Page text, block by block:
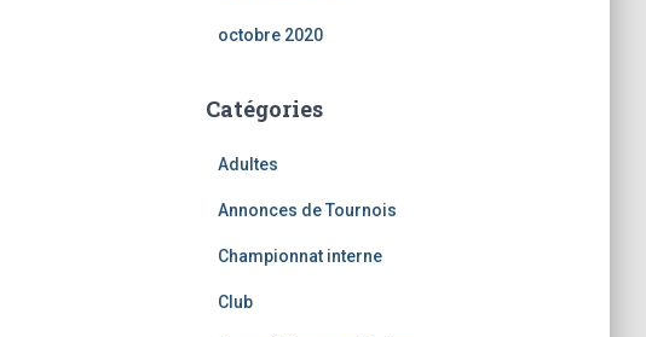
octobre 2020
Catégories
Adultes
Annonces de Tournois
Championnat interne
Club